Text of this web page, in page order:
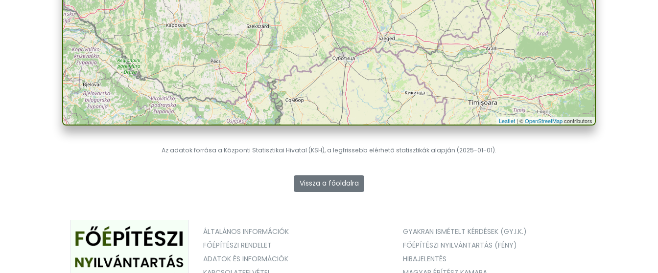
Leaflet | ©OpenStreetMapcontributors
Az adatok forrása a Központi Statisztikai Hivatal (KSH), a legfrissebb elérhető statisztikák alapján (2025-01-01).
Vissza a főoldalra
ÁLTALÁNOS INFORMÁCIÓK
GYAKRAN ISMÉTELT KÉRDÉSEK (GY.I.K.)
FŐÉPÍTÉSZI RENDELET
FŐÉPÍTÉSZI NYILVÁNTARTÁS (FÉNY)
ADATOK ÉS INFORMÁCIÓK
HIBAJELENTÉS